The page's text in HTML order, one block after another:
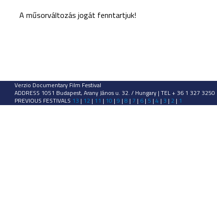
A műsorváltozás jogát fenntartjuk!
Verzio Documentary Film Festival
ADDRESS 1051 Budapest, Arany János u. 32. / Hungary | TEL + 36 1 327
PREVIOUS FESTIVALS 13 | 12 | 11 | 10 | 9 | 8 | 7 | 6 | 5 | 4 | 3 | 2 | 1